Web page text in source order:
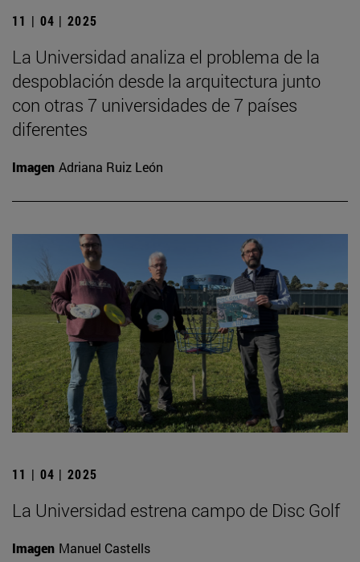
11 | 04 | 2025
La Universidad analiza el problema de la
despoblación desde la arquitectura junto
con otras 7 universidades de 7 países
diferentes
Imagen Adriana Ruiz León
11 | 04 | 2025
La Universidad estrena campo de Disc Golf
Imagen Manuel Castells